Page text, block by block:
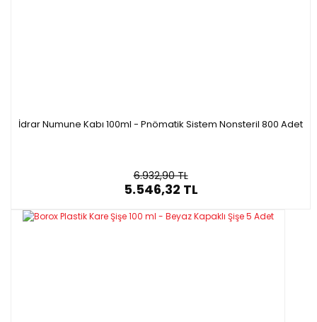
İdrar Numune Kabı 100ml - Pnömatik Sistem Nonsteril 800 Adet
6.932,90 TL
5.546,32 TL